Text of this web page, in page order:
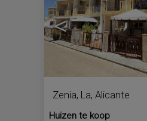
<
Zenia, La, Alicante
Huizen te koop